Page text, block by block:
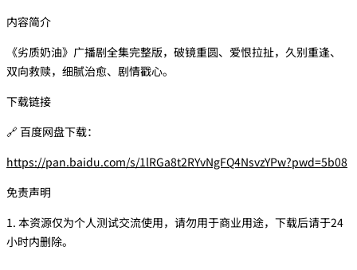
内容简介
《劣质奶油》广播剧全集完整版，破镜重圆、爱恨拉扯，久别重逢、
双向救赎，细腻治愈、剧情戳心。
下载链接
🔗 百度网盘下载：
https://pan.baidu.com/s/1lRGa8t2RYvNgFQ4NsvzYPw?pwd=5b08
免责声明
1. 本资源仅为个人测试交流使用，请勿用于商业用途，下载后请于24
小时内删除。